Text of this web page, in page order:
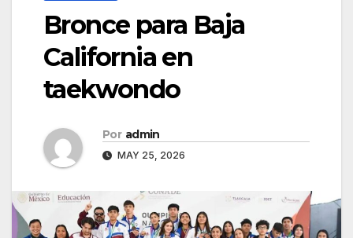
Bronce para Baja
California en
taekwondo
Por admin
MAY 25, 2026